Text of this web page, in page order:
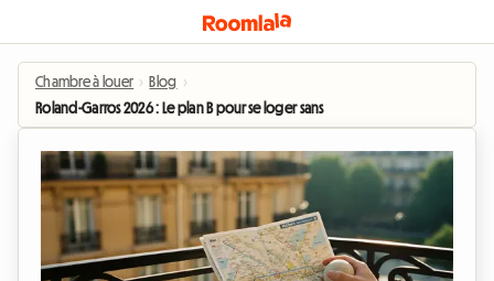
Chambre à louer › Blog ›
Roland-Garros 2026 : Le plan B pour se loger sans vider son livret A